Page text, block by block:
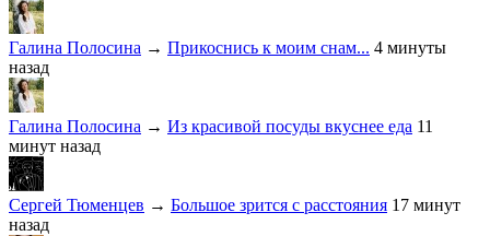
Галина Полосина → Прикоснись к моим снам... 4 минуты
назад
Галина Полосина → Из красивой посуды вкуснее еда 11
минут назад
Сергей Тюменцев → Большое зрится с расстояния 17 минут
назад